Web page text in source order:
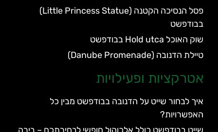
פסל הנסיכה הקטנה (Little Princess Statue)
בבודפשט
שוק האוכל Hold utca בבודפשט
טיילת הדנובה (Danube Promenade)
אטרקציות ופעילויות
איך לבחור שייט על הדנובה בבודפשט מבין כל
האפשרויות?